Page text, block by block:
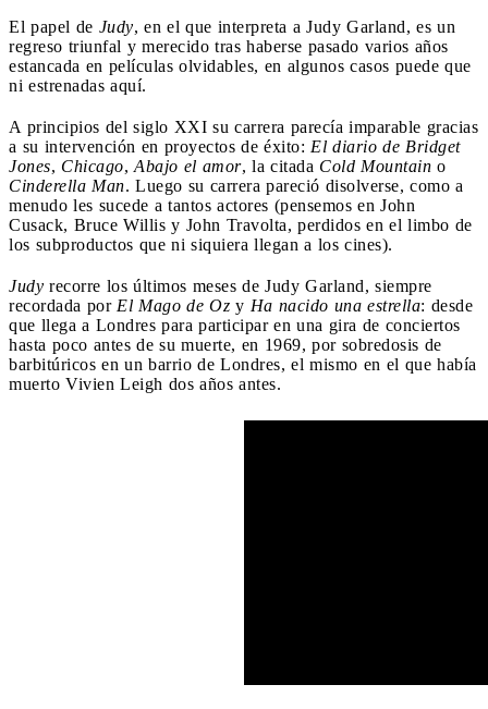
El papel de Judy, en el que interpreta a Judy Garland, es un
regreso triunfal y merecido tras haberse pasado varios años
estancada en películas olvidables, en algunos casos puede que
ni estrenadas aquí.
A principios del siglo XXI su carrera parecía imparable gracias
a su intervención en proyectos de éxito: El diario de Bridget
Jones, Chicago, Abajo el amor, la citada Cold Mountain o
Cinderella Man. Luego su carrera pareció disolverse, como a
menudo les sucede a tantos actores (pensemos en John
Cusack, Bruce Willis y John Travolta, perdidos en el limbo de
los subproductos que ni siquiera llegan a los cines).
Judy recorre los últimos meses de Judy Garland, siempre
recordada por El Mago de Oz y Ha nacido una estrella: desde
que llega a Londres para participar en una gira de conciertos
hasta poco antes de su muerte, en 1969, por sobredosis de
barbitúricos en un barrio de Londres, el mismo en el que había
muerto Vivien Leigh dos años antes.